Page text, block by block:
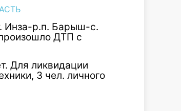
Инза-р.п. Барыш-с.
ДТП с
Для ликвидации
3 чел. личного